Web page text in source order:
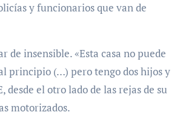
y funcionarios que van de
insensible. «Esta casa no puede
principio (…) pero tengo dos hijos y
el otro lado de las rejas de su
motorizados.